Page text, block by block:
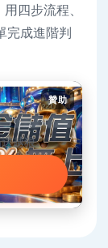
四步流程、
完成進階判
贊助
越狠。